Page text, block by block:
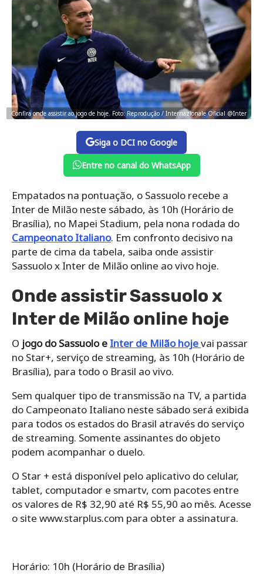
Confira onde assistir ao jogo de hoje. Foto: Reprodução / Internazionale Oficial @Inter
Siga o DCI no Google
Entre no canal do WhatsApp
Empatados na pontuação, o Sassuolo recebe a
Inter de Milão neste sábado, às 10h (Horário de
Brasília), no Mapei Stadium, pela nona rodada do
Campeonato Italiano. Em confronto decisivo na
parte de cima da tabela, saiba onde assistir
Sassuolo x Inter de Milão online ao vivo hoje.
Onde assistir Sassuolo x
Inter de Milão online hoje
O jogo do Sassuolo e Inter de Milão hojevai passar
no Star+, serviço de streaming, às 10h (Horário de
Brasília), para todo o Brasil ao vivo.
Sem qualquer tipo de transmissão na TV, a partida
do Campeonato Italiano neste sábado será exibida
para todos os estados do Brasil através do serviço
de streaming. Somente assinantes do objeto
podem acompanhar o duelo.
O Star + está disponível pelo aplicativo do celular,
tablet, computador e smartv, com pacotes entre
os valores de R$ 32,90 até R$ 55,90 ao mês. Acesse
o site www.starplus.com para obter a assinatura.
Horário: 10h (Horário de Brasília)